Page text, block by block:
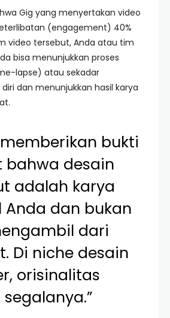
Gig yang menyertakan video
(engagement) 40%
video tersebut, Anda atau tim
bisa menunjukkan proses
lapse) atau sekadar
dan menunjukkan hasil karya
bukti
bahwa desain
adalah karya
Anda dan bukan
dari
Di niche desain
orisinalitas